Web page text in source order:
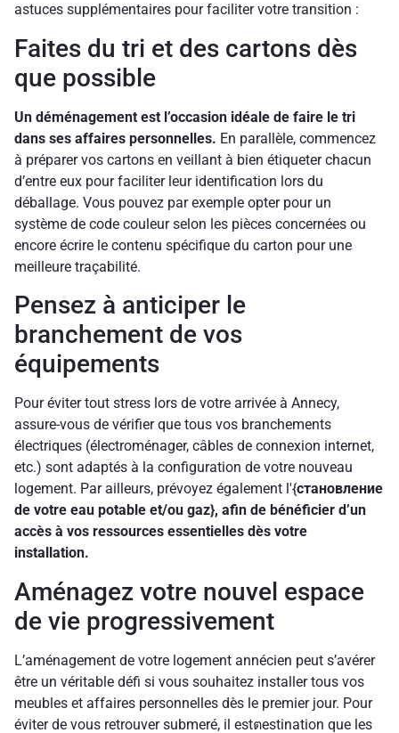
astuces supplémentaires pour faciliter votre transition :
Faites du tri et des cartons dès
que possible
Un déménagement est l’occasion idéale de faire le tri
dans ses affaires personnelles. En parallèle, commencez
à préparer vos cartons en veillant à bien étiqueter chacun
d’entre eux pour faciliter leur identification lors du
déballage. Vous pouvez par exemple opter pour un
système de code couleur selon les pièces concernées ou
encore écrire le contenu spécifique du carton pour une
meilleure traçabilité.
Pensez à anticiper le
branchement de vos
équipements
Pour éviter tout stress lors de votre arrivée à Annecy,
assure-vous de vérifier que tous vos branchements
électriques (électroménager, câbles de connexion internet,
etc.) sont adaptés à la configuration de votre nouveau
logement. Par ailleurs, prévoyez également l'{становление
de votre eau potable et/ou gaz}, afin de bénéficier d’un
accès à vos ressources essentielles dès votre
installation.
Aménagez votre nouvel espace
de vie progressivement
L’aménagement de votre logement annécien peut s’avérer
être un véritable défi si vous souhaitez installer tous vos
meubles et affaires personnelles dès le premier jour. Pour
éviter de vous retrouver submeré, il estตestination que les